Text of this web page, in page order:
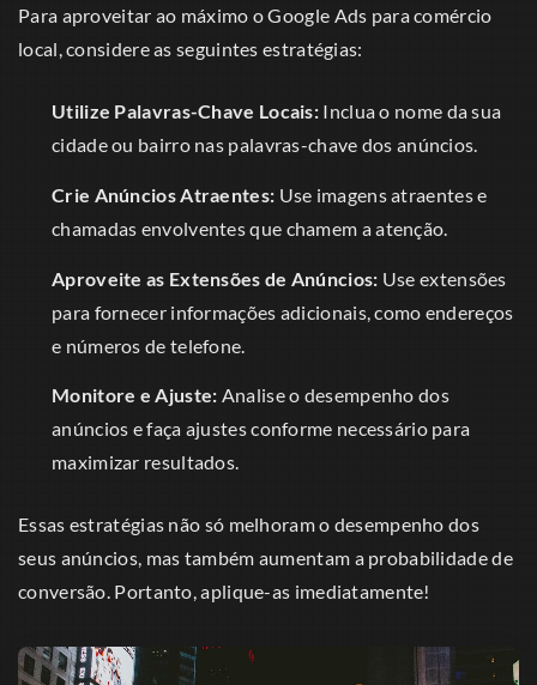
Para aproveitar ao máximo o Google Ads para comércio
local, considere as seguintes estratégias:
Utilize Palavras-Chave Locais: Inclua o nome da sua
cidade ou bairro nas palavras-chave dos anúncios.
Crie Anúncios Atraentes: Use imagens atraentes e
chamadas envolventes que chamem a atenção.
Aproveite as Extensões de Anúncios: Use extensões
para fornecer informações adicionais, como endereços
e números de telefone.
Monitore e Ajuste: Analise o desempenho dos
anúncios e faça ajustes conforme necessário para
maximizar resultados.
Essas estratégias não só melhoram o desempenho dos
seus anúncios, mas também aumentam a probabilidade de
conversão. Portanto, aplique-as imediatamente!